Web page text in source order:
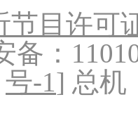
节目许可
备：
号-1] 总机